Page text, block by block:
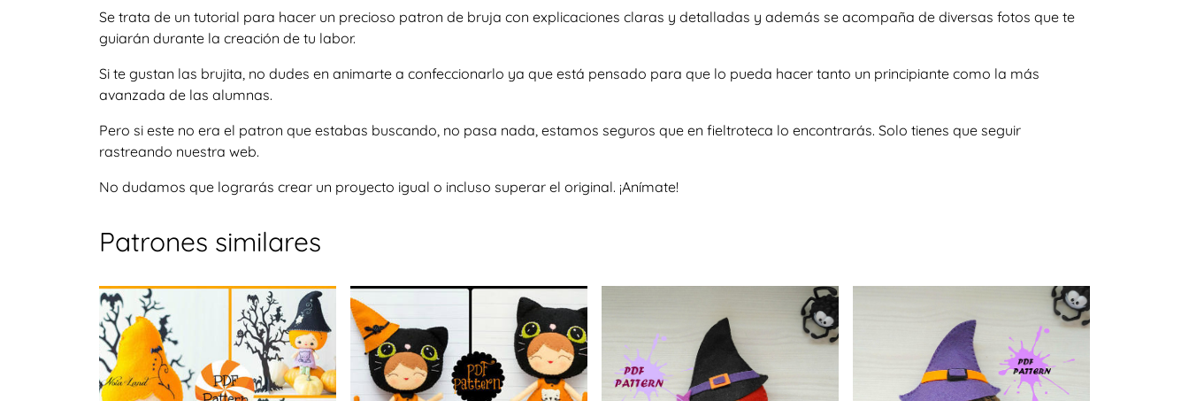
Se trata de un tutorial para hacer un precioso patron de bruja con explicaciones claras y detalladas y además se acompaña de diversas fotos que te
guiarán durante la creación de tu labor.
Si te gustan las brujita, no dudes en animarte a confeccionarlo ya que está pensado para que lo pueda hacer tanto un principiante como la más
avanzada de las alumnas.
Pero si este no era el patron que estabas buscando, no pasa nada, estamos seguros que en fieltroteca lo encontrarás. Solo tienes que seguir
rastreando nuestra web.
No dudamos que lograrás crear un proyecto igual o incluso superar el original. ¡Anímate!
Patrones similares